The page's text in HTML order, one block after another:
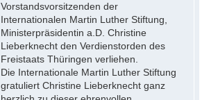
Vorstandsvorsitzenden der
Internationalen Martin Luther Stiftung,
Ministerpräsidentin a.D. Christine
Lieberknecht den Verdienstorden des
Freistaats Thüringen verliehen.
Die Internationale Martin Luther Stiftung
gratuliert Christine Lieberknecht ganz